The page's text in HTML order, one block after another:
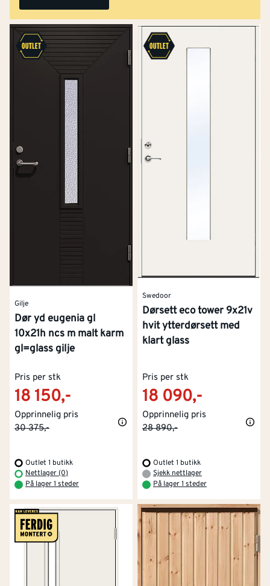
døren. I stedet får du en stilren ytterdør med
teknologi som gjør hverdagen enklere.
Gilje
Dør yd eugenia gl
10x21h ncs m malt karm
gl=glass gilje
Pris per stk
18 150,-
Opprinnelig pris
30 375,-
Outlet 1 butikk
Nettlager (0)
På lager 1 steder
Swedoor
Dørsett eco tower 9x21v
hvit ytterdørsett med
klart glass
Pris per stk
18 090,-
Opprinnelig pris
28 890,-
Outlet 1 butikk
Sjekk nettlager
På lager 1 steder